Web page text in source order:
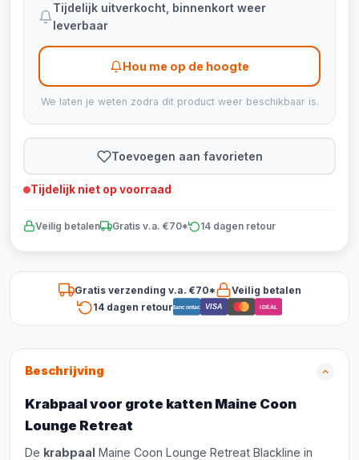
Tijdelijk uitverkocht, binnenkort weer
leverbaar
Hou me op de hoogte
We laten je weten zodra dit product weer beschikbaar is.
Toevoegen aan favorieten
Tijdelijk niet op voorraad
Veilig betalen Gratis v.a. €70* 14 dagen retour
Gratis verzending v.a. €70*
Veilig betalen
14 dagen retourBancontact VISA iDEAL
Beschrijving
Krabpaal voor grote katten Maine Coon
Lounge Retreat
De krabpaal Maine Coon Lounge Retreat Blackline in